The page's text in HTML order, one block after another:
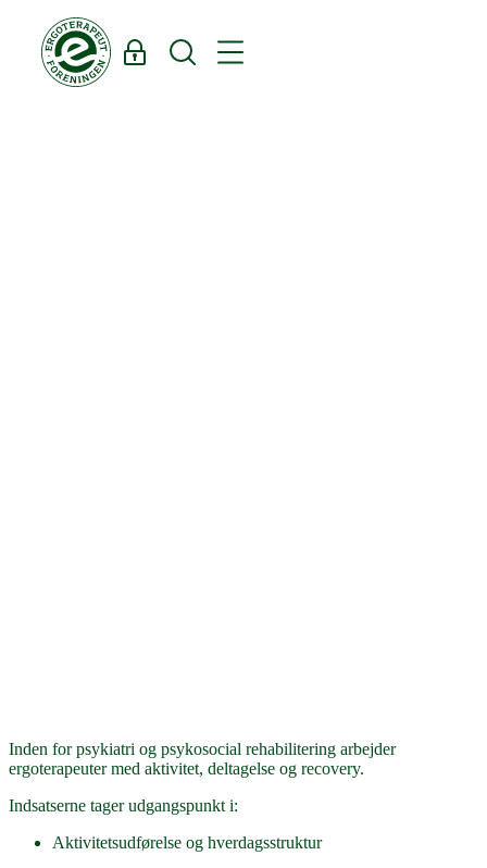
Log ind Søg
Inden for psykiatri og psykosocial rehabilitering arbejder
ergoterapeuter med aktivitet, deltagelse og recovery.
Indsatserne tager udgangspunkt i:
Aktivitetsudførelse og hverdagsstruktur